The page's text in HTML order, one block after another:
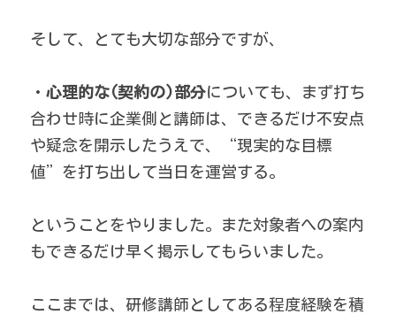
そして、とても大切な部分ですが、
・ 心理的な(契約の)部分についても、まず打ち
合わせ時に企業側と講師は、できるだけ不安点
や疑念を開示したうえで、“現実的な目標
値”を打ち出して当日を運営する。
ということをやりました。また対象者への案内
もできるだけ早く掲示してもらいました。
ここまでは、研修講師としてある程度経験を積